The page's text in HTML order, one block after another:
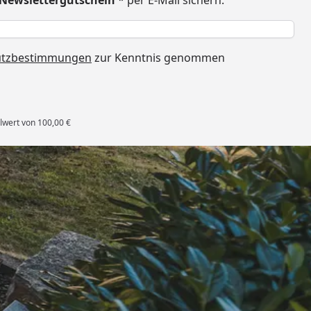
zur Kenntnis genommen
von 100,00 €